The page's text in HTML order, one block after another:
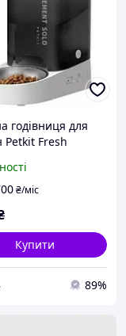
годівниця для
Petkit Fresh
Dark Grey
₴/міс
Купити
89%